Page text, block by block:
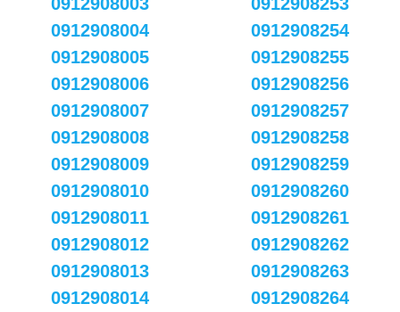
0912908004
0912908005
0912908006
0912908007
0912908008
0912908009
0912908010
0912908011
0912908012
0912908013
0912908014
0912908254
0912908255
0912908256
0912908257
0912908258
0912908259
0912908260
0912908261
0912908262
0912908263
0912908264